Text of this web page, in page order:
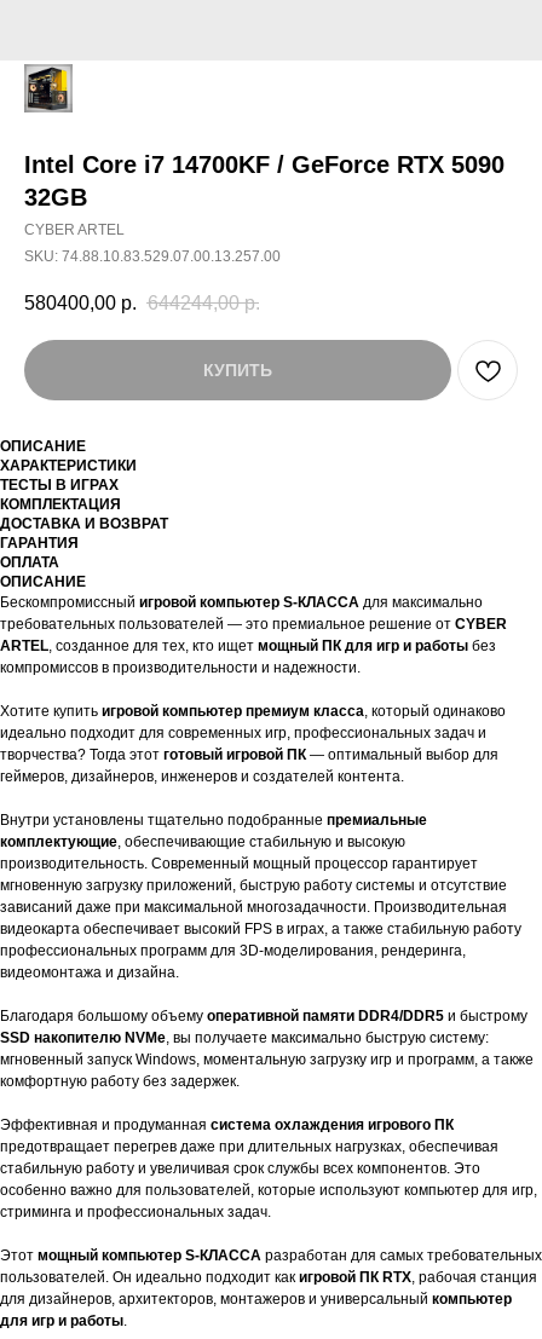
Intel Core i7 14700KF / GeForce RTX 5090
32GB
CYBER ARTEL
SKU: 74.88.10.83.529.07.00.13.257.00
580400,00 р. 644244,00 р.
КУПИТЬ
ОПИСАНИЕ
ХАРАКТЕРИСТИКИ
ТЕСТЫ В ИГРАХ
КОМПЛЕКТАЦИЯ
ДОСТАВКА И ВОЗВРАТ
ГАРАНТИЯ
ОПЛАТА
ОПИСАНИЕ
Бескомпромиссный игровой компьютер S-КЛАССА для максимально
требовательных пользователей — это премиальное решение от CYBER
ARTEL, созданное для тех, кто ищет мощный ПК для игр и работы без
компромиссов в производительности и надежности.
Хотите купить игровой компьютер премиум класса, который одинаково
идеально подходит для современных игр, профессиональных задач и
творчества? Тогда этот готовый игровой ПК— оптимальный выбор для
геймеров, дизайнеров, инженеров и создателей контента.
Внутри установлены тщательно подобранные премиальные
комплектующие, обеспечивающие стабильную и высокую
производительность. Современный мощный процессор гарантирует
мгновенную загрузку приложений, быструю работу системы и отсутствие
зависаний даже при максимальной многозадачности. Производительная
видеокарта обеспечивает высокий FPS в играх, а также стабильную работу
профессиональных программ для 3D-моделирования, рендеринга,
видеомонтажа и дизайна.
Благодаря большому объему оперативной памяти DDR4/DDR5 и быстрому
SSD накопителю NVMe, вы получаете максимально быструю систему:
мгновенный запуск Windows, моментальную загрузку игр и программ, а также
комфортную работу без задержек.
Эффективная и продуманная система охлаждения игрового ПК
предотвращает перегрев даже при длительных нагрузках, обеспечивая
стабильную работу и увеличивая срок службы всех компонентов. Это
особенно важно для пользователей, которые используют компьютер для игр,
стриминга и профессиональных задач.
Этот мощный компьютер S-КЛАССА разработан для самых требовательных
пользователей. Он идеально подходит как игровой ПК RTX, рабочая станция
для дизайнеров, архитекторов, монтажеров и универсальный компьютер
для игр и работы.